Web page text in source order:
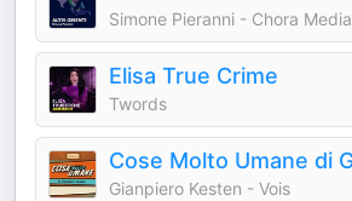
Simone Pieranni - Chora Media
Elisa True Crime
Twords
Gianpiero Kesten - Vois